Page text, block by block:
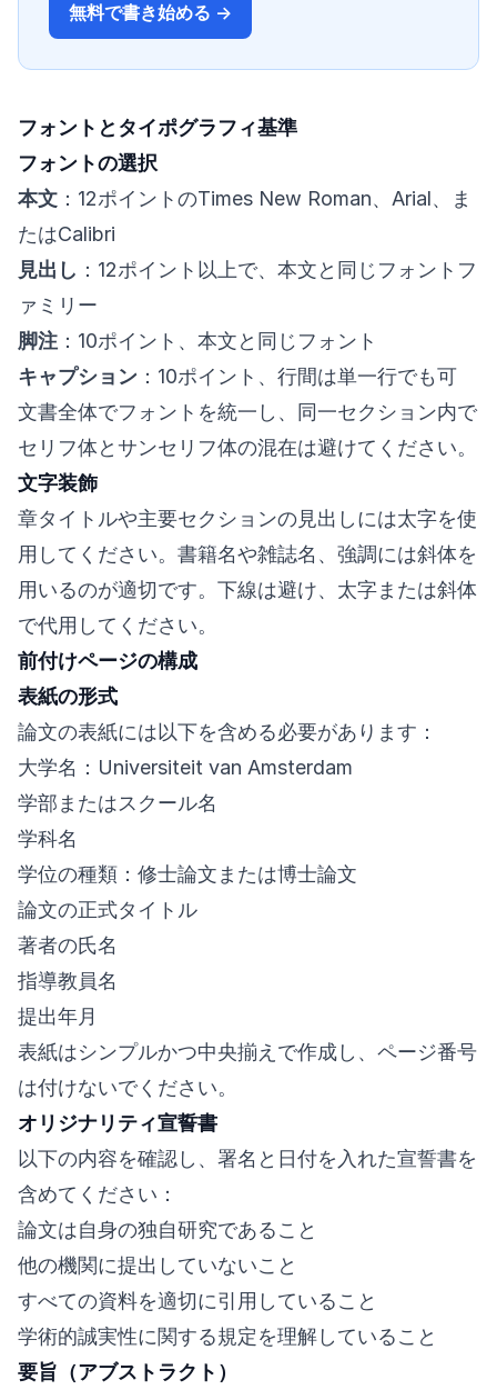
無料で書き始める →
フォントとタイポグラフィ基準
フォントの選択
本文 ：12ポイントのTimes New Roman、Arial、ま
たはCalibri
見出し ：12ポイント以上で、本文と同じフォントフ
ァミリー
脚注 ：10ポイント、本文と同じフォント
キャプション ：10ポイント、行間は単一行でも可
文書全体でフォントを統一し、同一セクション内で
セリフ体とサンセリフ体の混在は避けてください。
文字装飾
章タイトルや主要セクションの見出しには太字を使
用してください。書籍名や雑誌名、強調には斜体を
用いるのが適切です。下線は避け、太字または斜体
で代用してください。
前付けページの構成
表紙の形式
論文の表紙には以下を含める必要があります：
大学名：Universiteit van Amsterdam
学部またはスクール名
学科名
学位の種類：修士論文または博士論文
論文の正式タイトル
著者の氏名
指導教員名
提出年月
表紙はシンプルかつ中央揃えで作成し、ページ番号
は付けないでください。
オリジナリティ宣誓書
以下の内容を確認し、署名と日付を入れた宣誓書を
含めてください：
論文は自身の独自研究であること
他の機関に提出していないこと
すべての資料を適切に引用していること
学術的誠実性に関する規定を理解していること
要旨（アブストラクト）